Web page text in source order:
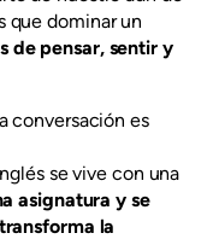
que dominar un
de pensar, sentir y
conversación es
se vive con una
asignatura y se
la